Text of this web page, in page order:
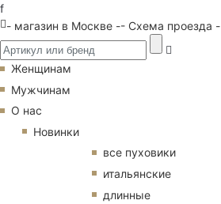
f
- магазин в Москве -- Схема проезда -
Женщинам
Мужчинам
О нас
Новинки
все пуховики
итальянские
длинные